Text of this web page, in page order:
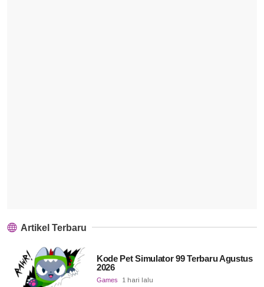
Artikel Terbaru
Kode Pet Simulator 99 Terbaru Agustus
2026
Games 1 hari lalu